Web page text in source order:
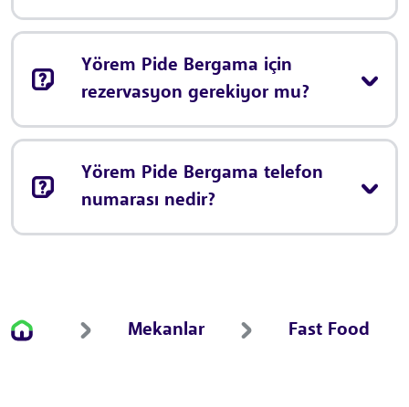
Yörem Pide Bergama için
rezervasyon gerekiyor mu?
Yörem Pide Bergama telefon
numarası nedir?
Mekanlar Fast Food